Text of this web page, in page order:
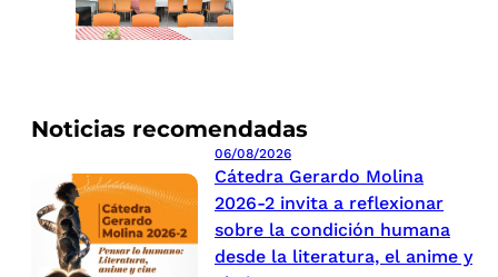
Noticias recomendadas
06/08/2026
Cátedra Gerardo Molina
2026-2 invita a reflexionar
sobre la condición humana
desde la literatura, el anime y